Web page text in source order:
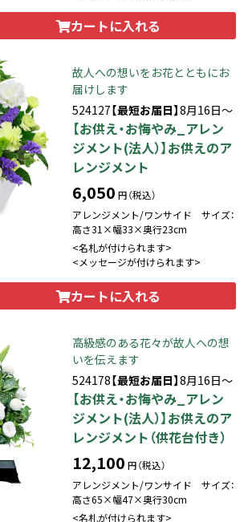
カートに入れる
故人への想いをお花とともにお
届けします
524127【最短お届日】8月16日～
【お供え・お悔やみ_アレン
ジメント(法人）】お供えのア
レンジメント
6,050 円（税込）
アレンジメント/ワンサイド サイズ：
高さ31×幅33×奥行23cm
<名札が付けられます>
<メッセージが付けられます>
カートに入れる
高級感のある花々が故人への想
いを伝えます
524178【最短お届日】8月16日～
【お供え・お悔やみ_アレン
ジメント(法人）】お供えのア
レンジメント（供花台付き）
12,100 円（税込）
アレンジメント/ワンサイド サイズ：
高さ65×幅47×奥行30cm
<名札が付けられます>